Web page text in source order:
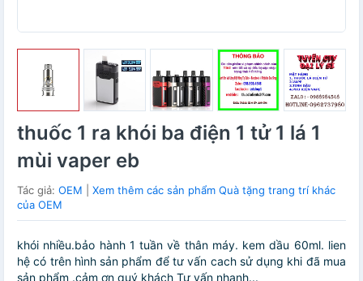
thuốc 1 ra khói ba điện 1 tử 1 lá 1
mùi vaper eb
Tác giả: OEM
Xem thêm các sản phẩm Quà tặng trang trí khác
của OEM
khói nhiều.bảo hành 1 tuần về thân máy. kem dầu 60ml. lien
hệ có trên hình sản phẩm để tư vấn cach sử dụng khi đã mua
sản phẩm .cảm ơn quý khách Tư vấn nhanh...